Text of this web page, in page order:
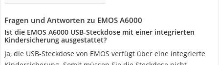
Fragen und Antworten zu EMOS A6000
Ist die EMOS A6000 USB-Steckdose mit einer integrierten
Kindersicherung ausgestattet?
Ja, die USB-Steckdose von EMOS verfügt über eine integrierte